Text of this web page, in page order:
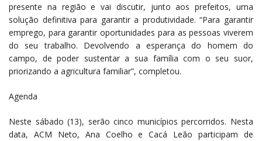
presente na região e vai discutir, junto aos prefeitos, uma
solução definitiva para garantir a produtividade. “Para garantir
emprego, para garantir oportunidades para as pessoas viverem
do seu trabalho. Devolvendo a esperança do homem do
campo, de poder sustentar a sua família com o seu suor,
priorizando a agricultura familiar”, completou.
Agenda
Neste sábado (13), serão cinco municípios percorridos. Nesta
data, ACM Neto, Ana Coelho e Cacá Leão participam de